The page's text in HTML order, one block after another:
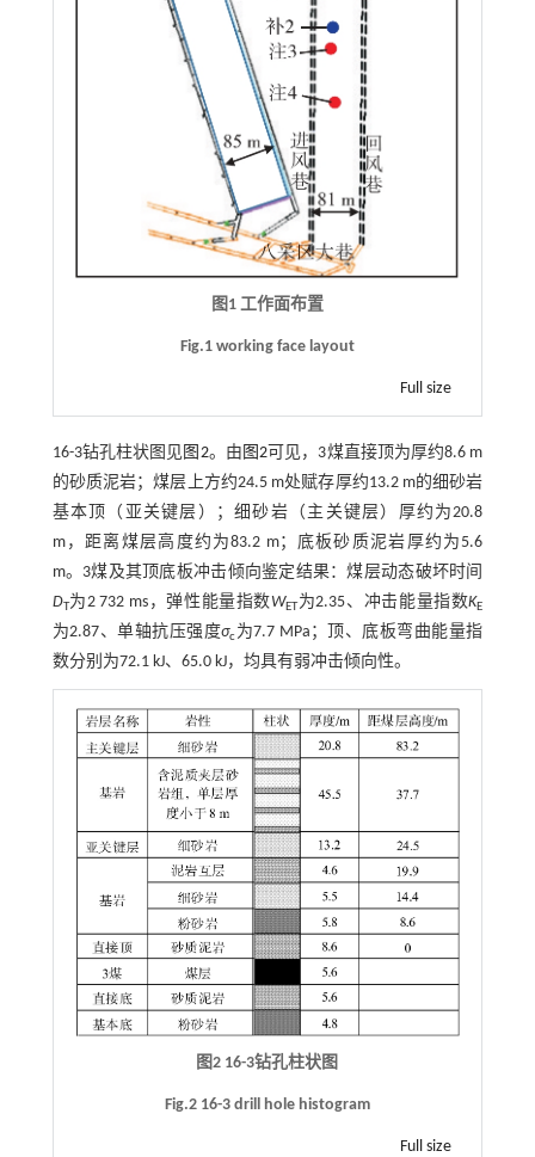
图1 工作面布置
Fig.1 working face layout
Full size
16-3钻孔柱状图见图2。由 图2可见，3煤直接顶为厚约8.6 m
的砂质泥岩；煤层上方约24.5 m处赋存厚约13.2 m的细砂岩
基本顶（亚关键层）；细砂岩（主关键层）厚约为20.8
m，距离煤层高度约为83.2 m；底板砂质泥岩厚约为5.6
m。3煤及其顶底板冲击倾向鉴定结果：煤层动态破坏时间
DT为2 732 ms，弹性能量指数WET为2.35、冲击能量指数KE
为2.87、单轴抗压强度σc为7.7 MPa；顶、底板弯曲能量指
数分别为72.1 kJ、65.0 kJ，均具有弱冲击倾向性。
图2 16-3钻孔柱状图
Fig.2 16-3 drill hole histogram
Full size